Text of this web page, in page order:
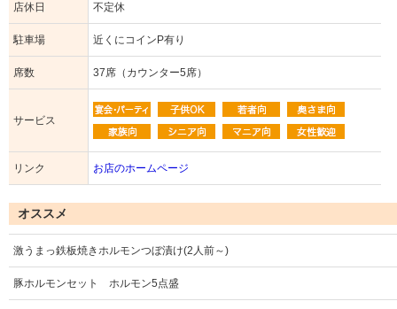
店休日 不定休
駐車場 近くにコインP有り
席数 37席（カウンター5席）
サービス
リンク お店のホームページ
オススメ
激うまっ鉄板焼きホルモンつぼ漬け(2人前～)
豚ホルモンセット ホルモン5点盛